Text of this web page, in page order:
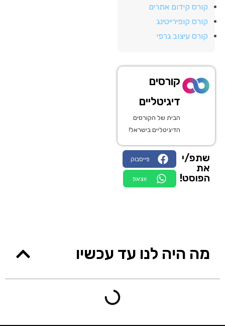
קורס קידום אתרים
קורס קופירייטינג
קורס עיצוב גרפי
קורסים
דיגיטליים
הבית של הקורסים
הדיגיטליים בישראל!
שתפ/י
את
הפוסט!
פייסבוק
ווצאפ
מה היה לנו עד עכשיו